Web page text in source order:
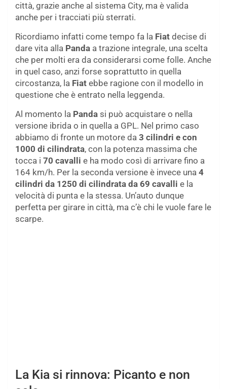
città, grazie anche al sistema City, ma è valida
anche per i tracciati più sterrati.
Ricordiamo infatti come tempo fa la Fiat decise di
dare vita alla Panda a trazione integrale, una scelta
che per molti era da considerarsi come folle. Anche
in quel caso, anzi forse soprattutto in quella
circostanza, la Fiat ebbe ragione con il modello in
questione che è entrato nella leggenda.
Al momento la Panda si può acquistare o nella
versione ibrida o in quella a GPL. Nel primo caso
abbiamo di fronte un motore da 3 cilindri e con
1000 di cilindrata, con la potenza massima che
tocca i 70 cavalli e ha modo così di arrivare fino a
164 km/h. Per la seconda versione è invece una 4
cilindri da 1250 di cilindrata da 69 cavalli e la
velocità di punta e la stessa. Un’auto dunque
perfetta per girare in città, ma c’è chi le vuole fare le
scarpe.
La Kia si rinnova: Picanto e non